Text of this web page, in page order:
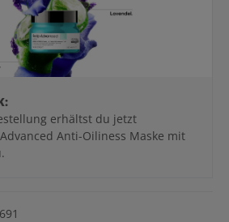
erhältst du jetzt
Anti-Oiliness Maske mit